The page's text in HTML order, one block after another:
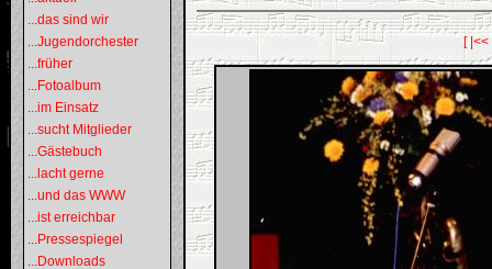
...das sind wir
...Jugendorchester
...früher
...Fotoalbum
...im Einsatz
...sucht Mitglieder
...Gästebuch
...lacht gerne
...und das WWW
...ist erreichbar
...Pressespiegel
...Downloads
[